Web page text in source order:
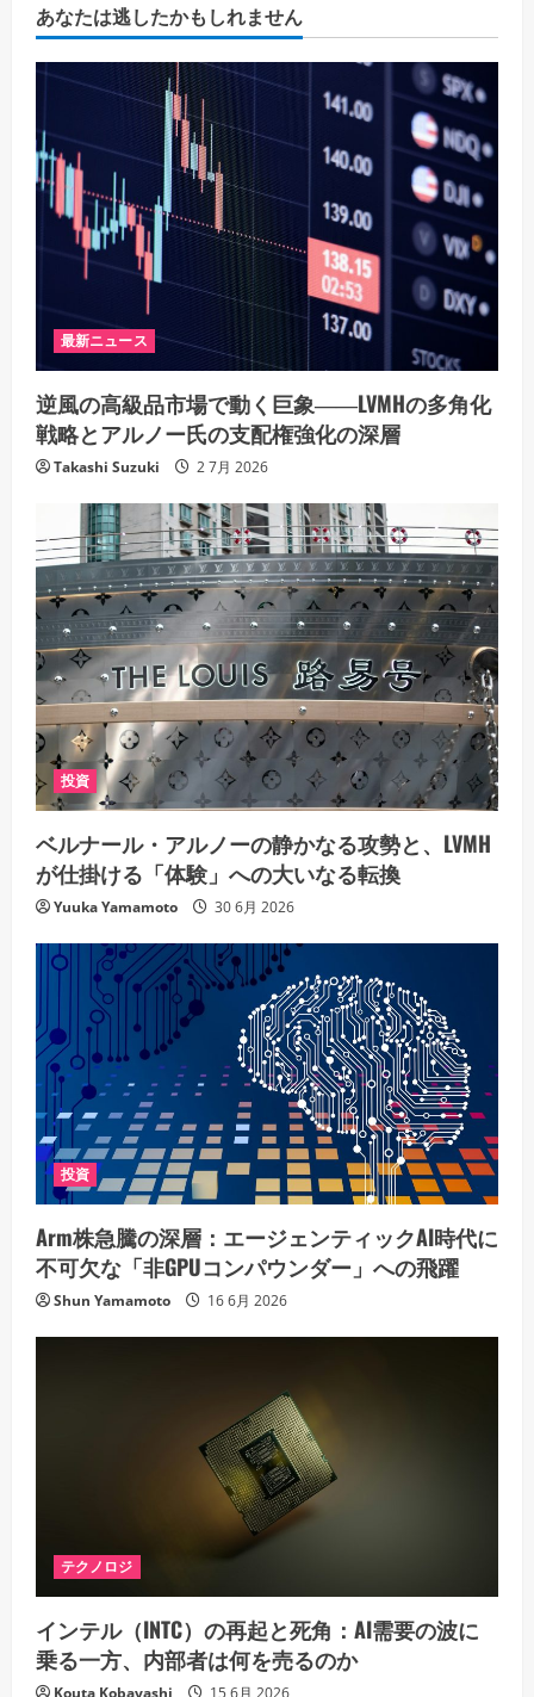
あなたは逃したかもしれません
最新ニュース
逆風の高級品市場で動く巨象――LVMHの多角化
戦略とアルノー氏の支配権強化の深層
Takashi Suzuki 2 7月 2026
投資
ベルナール・アルノーの静かなる攻勢と、LVMH
が仕掛ける「体験」への大いなる転換
Yuuka Yamamoto 30 6月 2026
投資
Arm株急騰の深層：エージェンティックAI時代に
不可欠な「非GPUコンパウンダー」への飛躍
Shun Yamamoto 16 6月 2026
テクノロジ
インテル（INTC）の再起と死角：AI需要の波に
乗る一方、内部者は何を売るのか
Kouta Kobayashi 15 6月 2026